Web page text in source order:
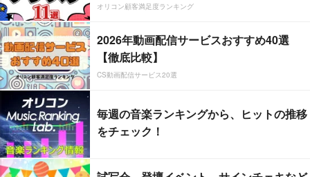
オリコン顧客満足度ランキング
2026年動画配信サービスおすすめ40選
【徹底比較】
CS動画配信サービス20選
毎週の音楽ランキングから、ヒットの推移
をチェック！